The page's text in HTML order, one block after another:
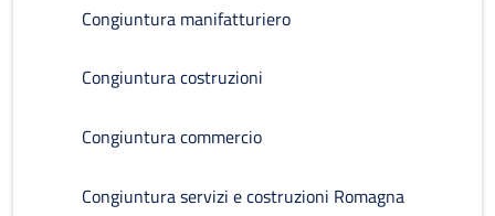
Congiuntura manifatturiero
Congiuntura costruzioni
Congiuntura commercio
Congiuntura servizi e costruzioni Romagna